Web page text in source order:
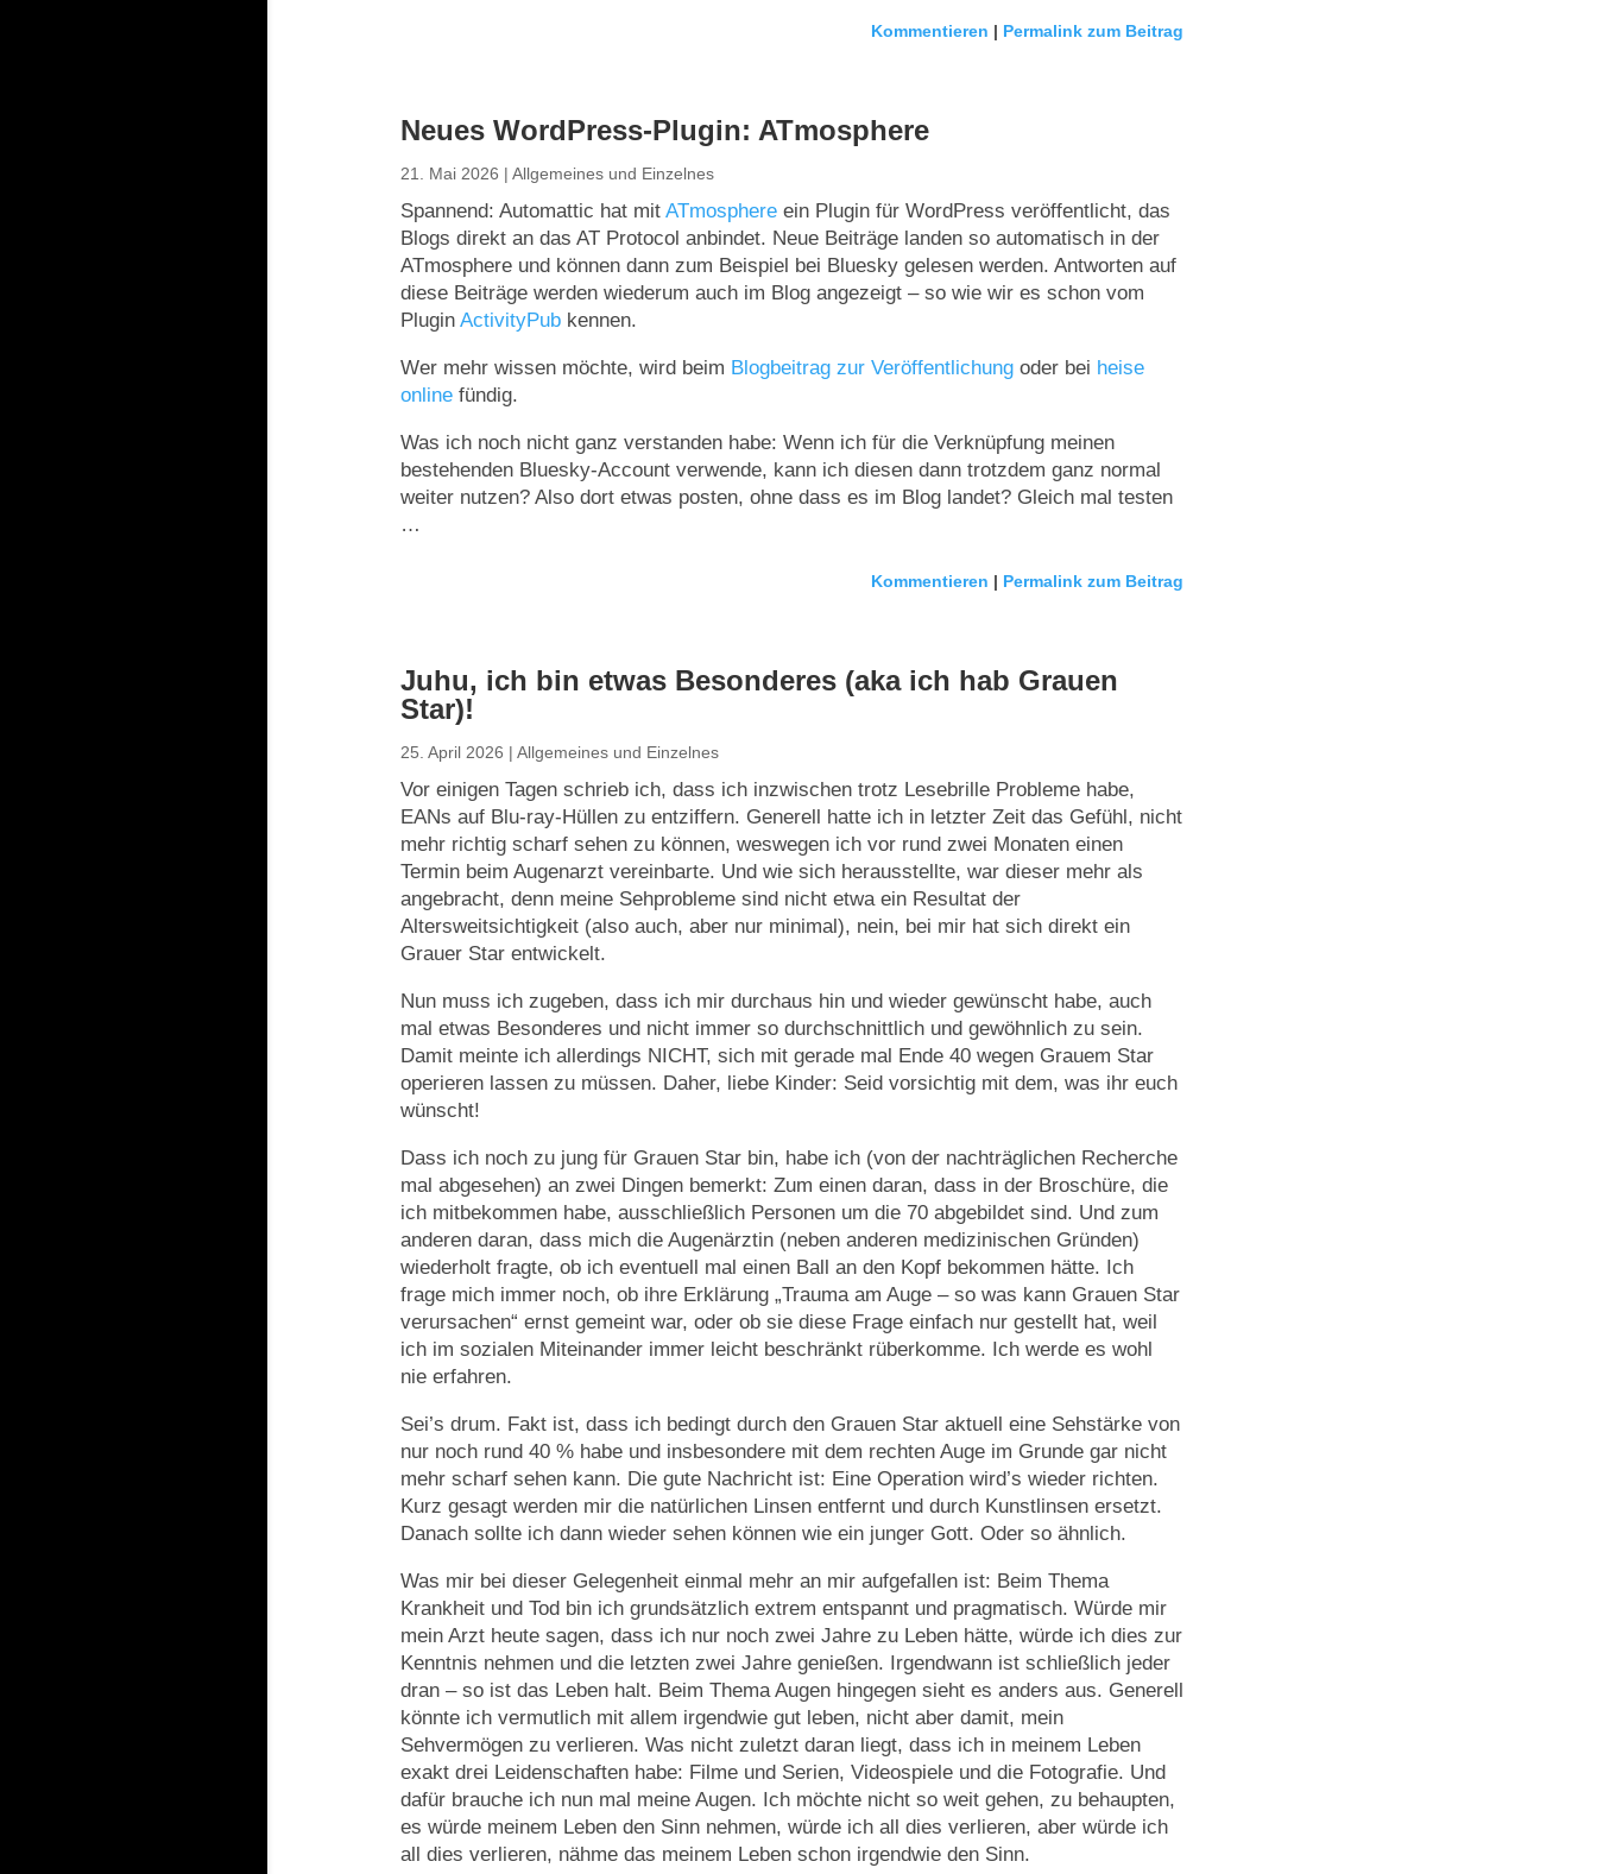
Kommentieren | Permalink zum Beitrag
Neues WordPress-Plugin: ATmosphere
21. Mai 2026 | Allgemeines und Einzelnes
Spannend: Automattic hat mit ATmosphereein Plugin für WordPress veröffentlicht, das
Blogs direkt an das AT Protocol anbindet. Neue Beiträge landen so automatisch in der
ATmosphere und können dann zum Beispiel bei Bluesky gelesen werden. Antworten auf
diese Beiträge werden wiederum auch im Blog angezeigt – so wie wir es schon vom
Plugin ActivityPubkennen.
Wer mehr wissen möchte, wird beim Blogbeitrag zur Veröffentlichungoder bei heise
onlinefündig.
Was ich noch nicht ganz verstanden habe: Wenn ich für die Verknüpfung meinen
bestehenden Bluesky-Account verwende, kann ich diesen dann trotzdem ganz normal
weiter nutzen? Also dort etwas posten, ohne dass es im Blog landet? Gleich mal testen
…
Kommentieren | Permalink zum Beitrag
Juhu, ich bin etwas Besonderes (aka ich hab Grauen
Star)!
25. April 2026 | Allgemeines und Einzelnes
Vor einigen Tagen schrieb ich, dass ich inzwischen trotz Lesebrille Probleme habe,
EANs auf Blu-ray-Hüllen zu entziffern. Generell hatte ich in letzter Zeit das Gefühl, nicht
mehr richtig scharf sehen zu können, weswegen ich vor rund zwei Monaten einen
Termin beim Augenarzt vereinbarte. Und wie sich herausstellte, war dieser mehr als
angebracht, denn meine Sehprobleme sind nicht etwa ein Resultat der
Altersweitsichtigkeit (also auch, aber nur minimal), nein, bei mir hat sich direkt ein
Grauer Star entwickelt.
Nun muss ich zugeben, dass ich mir durchaus hin und wieder gewünscht habe, auch
mal etwas Besonderes und nicht immer so durchschnittlich und gewöhnlich zu sein.
Damit meinte ich allerdings NICHT, sich mit gerade mal Ende 40 wegen Grauem Star
operieren lassen zu müssen. Daher, liebe Kinder: Seid vorsichtig mit dem, was ihr euch
wünscht!
Dass ich noch zu jung für Grauen Star bin, habe ich (von der nachträglichen Recherche
mal abgesehen) an zwei Dingen bemerkt: Zum einen daran, dass in der Broschüre, die
ich mitbekommen habe, ausschließlich Personen um die 70 abgebildet sind. Und zum
anderen daran, dass mich die Augenärztin (neben anderen medizinischen Gründen)
wiederholt fragte, ob ich eventuell mal einen Ball an den Kopf bekommen hätte. Ich
frage mich immer noch, ob ihre Erklärung „Trauma am Auge – so was kann Grauen Star
verursachen“ ernst gemeint war, oder ob sie diese Frage einfach nur gestellt hat, weil
ich im sozialen Miteinander immer leicht beschränkt rüberkomme. Ich werde es wohl
nie erfahren.
Sei’s drum. Fakt ist, dass ich bedingt durch den Grauen Star aktuell eine Sehstärke von
nur noch rund 40 % habe und insbesondere mit dem rechten Auge im Grunde gar nicht
mehr scharf sehen kann. Die gute Nachricht ist: Eine Operation wird’s wieder richten.
Kurz gesagt werden mir die natürlichen Linsen entfernt und durch Kunstlinsen ersetzt.
Danach sollte ich dann wieder sehen können wie ein junger Gott. Oder so ähnlich.
Was mir bei dieser Gelegenheit einmal mehr an mir aufgefallen ist: Beim Thema
Krankheit und Tod bin ich grundsätzlich extrem entspannt und pragmatisch. Würde mir
mein Arzt heute sagen, dass ich nur noch zwei Jahre zu Leben hätte, würde ich dies zur
Kenntnis nehmen und die letzten zwei Jahre genießen. Irgendwann ist schließlich jeder
dran – so ist das Leben halt. Beim Thema Augen hingegen sieht es anders aus. Generell
könnte ich vermutlich mit allem irgendwie gut leben, nicht aber damit, mein
Sehvermögen zu verlieren. Was nicht zuletzt daran liegt, dass ich in meinem Leben
exakt drei Leidenschaften habe: Filme und Serien, Videospiele und die Fotografie. Und
dafür brauche ich nun mal meine Augen. Ich möchte nicht so weit gehen, zu behaupten,
es würde meinem Leben den Sinn nehmen, würde ich all dies verlieren, aber würde ich
all dies verlieren, nähme das meinem Leben schon irgendwie den Sinn.